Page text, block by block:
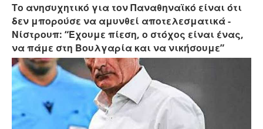
Το ανησυχητικό για τον Παναθηναϊκό είναι ότι
δεν μπορούσε να αμυνθεί αποτελεσματικά -
Νίστρουπ: “Έχουμε πίεση, ο στόχος είναι ένας,
να πάμε στη Βουλγαρία και να νικήσουμε”